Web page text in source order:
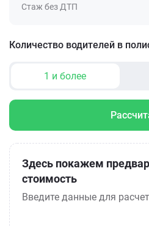
Стаж без ДТП
Количество водителей в
1 и более
Здесь покажем
стоимость
Введите данные для